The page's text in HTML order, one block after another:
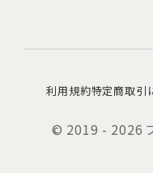
利用規約特定商取引
© 2019 - 2026 フ